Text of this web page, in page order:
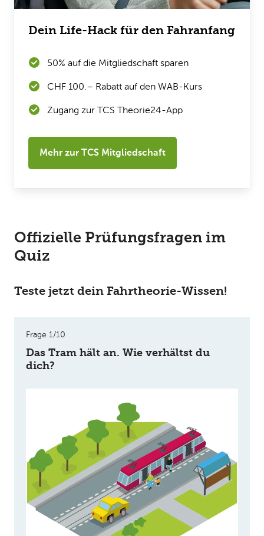
Dein Life-Hack für den Fahranfang
50% auf die Mitgliedschaft sparen
CHF 100.– Rabatt auf den WAB-Kurs
Zugang zur TCS Theorie24-App
Mehr zur TCS Mitgliedschaft
Offizielle Prüfungsfragen im
Quiz
Teste jetzt dein Fahrtheorie-Wissen!
Frage 1/10
Das Tram hält an. Wie verhältst du
dich?